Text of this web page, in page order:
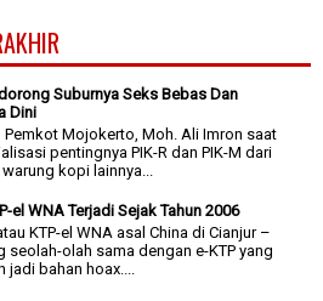
Suburnya Seks Bebas Dan
Dini
Pemkot Mojokerto, Moh. Ali Imron saat
pentingnya PIK-R dan PIK-M dari
kopi lainnya...
el WNA Terjadi Sejak Tahun 2006
KTP-el WNA asal China di Cianjur –
seolah-olah sama dengan e-KTP yang
bahan hoax....